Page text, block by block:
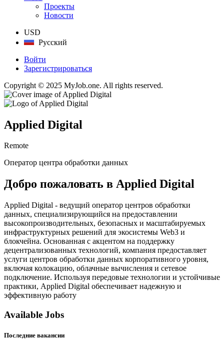
Проекты
Новости
USD
Русский
Войти
Зарегистрироваться
Copyright © 2025 MyJob.one. All rights reserved.
Applied Digital
Remote
Оператор центра обработки данных
Добро пожаловать в Applied Digital
Applied Digital - ведущий оператор центров обработки
данных, специализирующийся на предоставлении
высокопроизводительных, безопасных и масштабируемых
инфраструктурных решений для экосистемы Web3 и
блокчейна. Основанная с акцентом на поддержку
децентрализованных технологий, компания предоставляет
услуги центров обработки данных корпоративного уровня,
включая колокацию, облачные вычисления и сетевое
подключение. Используя передовые технологии и устойчивые
практики, Applied Digital обеспечивает надежную и
эффективную работу
Available Jobs
Последние вакансии